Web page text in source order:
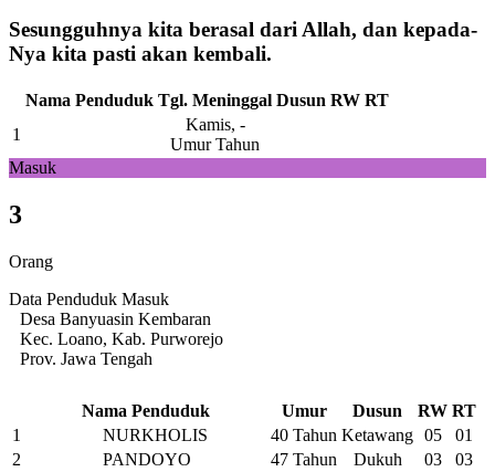
Sesungguhnya kita berasal dari Allah, dan kepada-
Nya kita pasti akan kembali.
Nama Penduduk Tgl. Meninggal Dusun RW RT
1
Kamis, -
Umur Tahun
Masuk
3
Orang
Data Penduduk Masuk
Desa Banyuasin Kembaran
Kec. Loano, Kab. Purworejo
Prov. Jawa Tengah
Nama Penduduk Umur Dusun RW RT
1
NURKHOLIS 40 Tahun Ketawang 05
01
2
PANDOYO 47 Tahun Dukuh 03
03